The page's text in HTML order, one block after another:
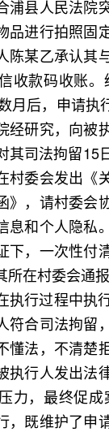
浦县人民法院
品进行拍照固
陈某乙承认其
收款码收账
月后，申请
经研究，向被
其司法拘留15
村委会发出《
》，请村委会
息和个人隐私
下，一次性付
在村委会通
行过程中执
符合司法拘留
懂法，不清楚
执行人发出法
力，最终促
，既维护了申